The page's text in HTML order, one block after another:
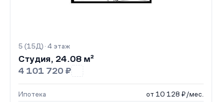
5 (15Д) · 4 этаж
Студия, 24.08 м²
4 101 720 ₽
Ипотека
от 10 128 ₽/мес.